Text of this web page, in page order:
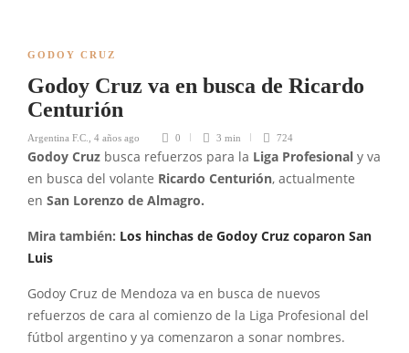
GODOY CRUZ
Godoy Cruz va en busca de Ricardo
Centurión
Argentina F.C. 4 años ago 0 3 min 724
Godoy Cruz busca refuerzos para la Liga Profesional y va
en busca del volante Ricardo Centurión, actualmente
en San Lorenzo de Almagro.
Mira también: Los hinchas de Godoy Cruz coparon San
Luis
Godoy Cruz de Mendoza va en busca de nuevos
refuerzos de cara al comienzo de la Liga Profesional del
fútbol argentino y ya comenzaron a sonar nombres.